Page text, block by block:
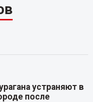
устраняют в
после